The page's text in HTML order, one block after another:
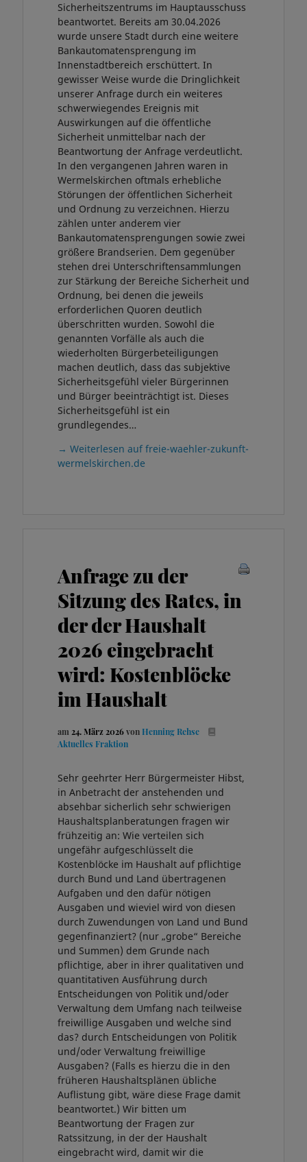
Sicherheitszentrums im Hauptausschuss
beantwortet. Bereits am 30.04.2026
wurde unsere Stadt durch eine weitere
Bankautomatensprengung im
Innenstadtbereich erschüttert. In
gewisser Weise wurde die Dringlichkeit
unserer Anfrage durch ein weiteres
schwerwiegendes Ereignis mit
Auswirkungen auf die öffentliche
Sicherheit unmittelbar nach der
Beantwortung der Anfrage verdeutlicht.
In den vergangenen Jahren waren in
Wermelskirchen oftmals erhebliche
Störungen der öffentlichen Sicherheit
und Ordnung zu verzeichnen. Hierzu
zählen unter anderem vier
Bankautomatensprengungen sowie zwei
größere Brandserien. Dem gegenüber
stehen drei Unterschriftensammlungen
zur Stärkung der Bereiche Sicherheit und
Ordnung, bei denen die jeweils
erforderlichen Quoren deutlich
überschritten wurden. Sowohl die
genannten Vorfälle als auch die
wiederholten Bürgerbeteiligungen
machen deutlich, dass das subjektive
Sicherheitsgefühl vieler Bürgerinnen
und Bürger beeinträchtigt ist. Dieses
Sicherheitsgefühl ist ein
grundlegendes…
→ Weiterlesen auf freie-waehler-zukunft-
wermelskirchen.de
Anfrage zu der
Sitzung des Rates, in
der der Haushalt
2026 eingebracht
wird: Kostenblöcke
im Haushalt
am 24. März 2026von Henning Rehse
Aktuelles Fraktion
Sehr geehrter Herr Bürgermeister Hibst,
in Anbetracht der anstehenden und
absehbar sicherlich sehr schwierigen
Haushaltsplanberatungen fragen wir
frühzeitig an: Wie verteilen sich
ungefähr aufgeschlüsselt die
Kostenblöcke im Haushalt auf pflichtige
durch Bund und Land übertragenen
Aufgaben und den dafür nötigen
Ausgaben und wieviel wird von diesen
durch Zuwendungen von Land und Bund
gegenfinanziert? (nur „grobe“ Bereiche
und Summen) dem Grunde nach
pflichtige, aber in ihrer qualitativen und
quantitativen Ausführung durch
Entscheidungen von Politik und/oder
Verwaltung dem Umfang nach teilweise
freiwillige Ausgaben und welche sind
das? durch Entscheidungen von Politik
und/oder Verwaltung freiwillige
Ausgaben? (Falls es hierzu die in den
früheren Haushaltsplänen übliche
Auflistung gibt, wäre diese Frage damit
beantwortet.) Wir bitten um
Beantwortung der Fragen zur
Ratssitzung, in der der Haushalt
eingebracht wird, damit wir die